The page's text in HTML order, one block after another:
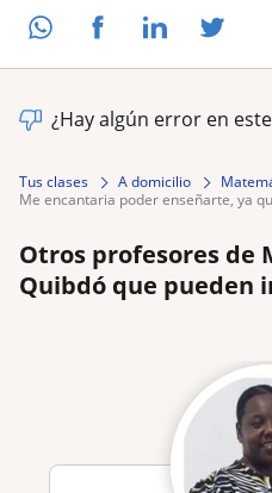
¿Hay algún error en
Tus clases A domicilio
me encantaria poder enseñarte, ya
Otros profesores de
Quibdó que pueden